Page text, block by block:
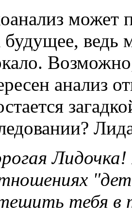
ведь
анализ
тебя в